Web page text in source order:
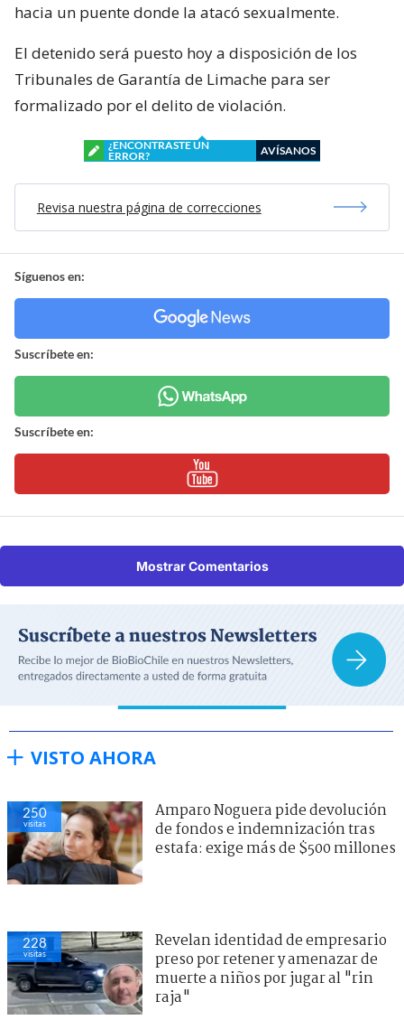
hacia un puente donde la atacó sexualmente.
El detenido será puesto hoy a disposición de los
Tribunales de Garantía de Limache para ser
formalizado por el delito de violación.
¿ENCONTRASTE UN
ERROR?
AVÍSANOS
Revisa nuestra página de correcciones
Síguenos en:
Suscríbete en:
Suscríbete en:
Mostrar Comentarios
VISTO AHORA
250
visitas
Amparo Noguera pide devolución
de fondos e indemnización tras
estafa: exige más de $500 millones
228
visitas
Revelan identidad de empresario
preso por retener y amenazar de
muerte a niños por jugar al "rin
raja"